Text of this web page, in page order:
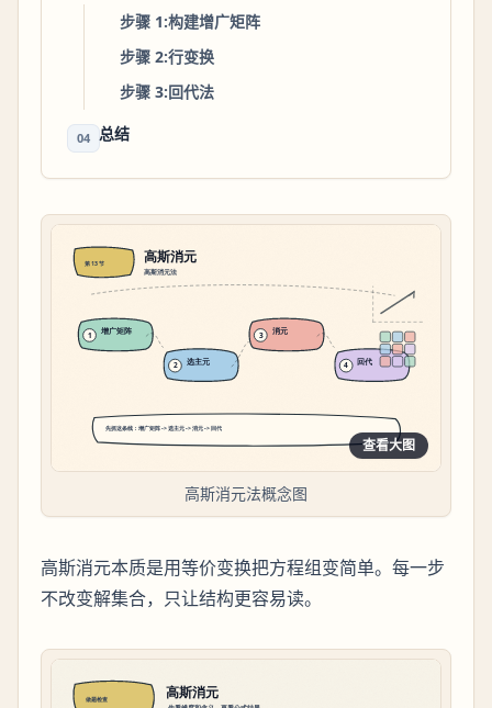
步骤 1:构建增广矩阵
步骤 2:行变换
步骤 3:回代法
04 总结
查看大图
高斯消元法概念图
高斯消元本质是用等价变换把方程组变简单。每一步
不改变解集合，只让结构更容易读。